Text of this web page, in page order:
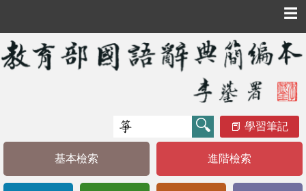
☰
學習筆記
基本檢索 進階檢索